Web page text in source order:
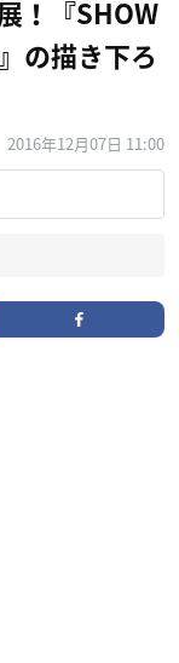
！『SHOW
の描き下ろ
2016年12月07日 11:00